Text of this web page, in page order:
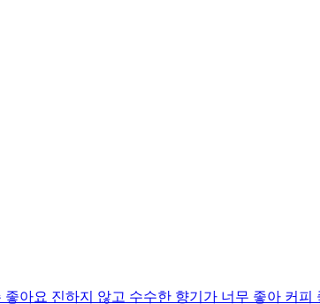
아요 진하지 않고 수수한 향기가 너무 좋아 커